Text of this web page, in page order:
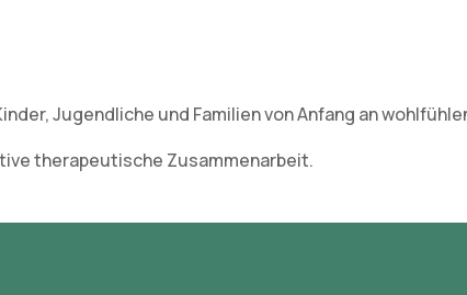
Jugendliche und Familien von Anfang an
therapeutische Zusammenarbeit.